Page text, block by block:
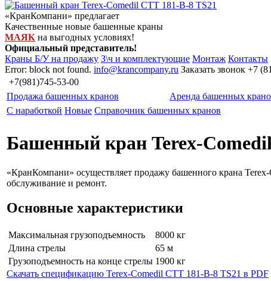
«КранКомпани» предлагает
Качественные новые башенные краны
МАЯК на выгодных условиях!
Официальный представитель!
Краны Б/У на продажу З\ч и комплектующие Монтаж Контакты
Error: block not found. info@krancompany.ru Заказать звонок +7
+7(981)745-53-00
Продажа башенных кранов
Аренда башенных
С наработкой Новые Справочник башенных кранов
Башенный кран Terex-
«КранКомпани» осуществляет продажу башенного крана
обслуживание и ремонт.
Основные характеристики
Максимальная грузоподъемность
8000 кг
Длина стрелы
65 м
Грузоподъемность на конце стрелы 1900 кг
Скачать спецификацию Terex-Comedil CTT 181-B-8 TS21 в PDF